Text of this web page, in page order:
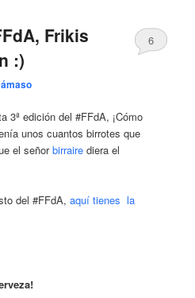
Frikis
:)
6
3ª edición del #FFdA, ¡Cómo
unos cuantos birrotes que
el señorbirraire diera el
del #FFdA,aquí tienes la